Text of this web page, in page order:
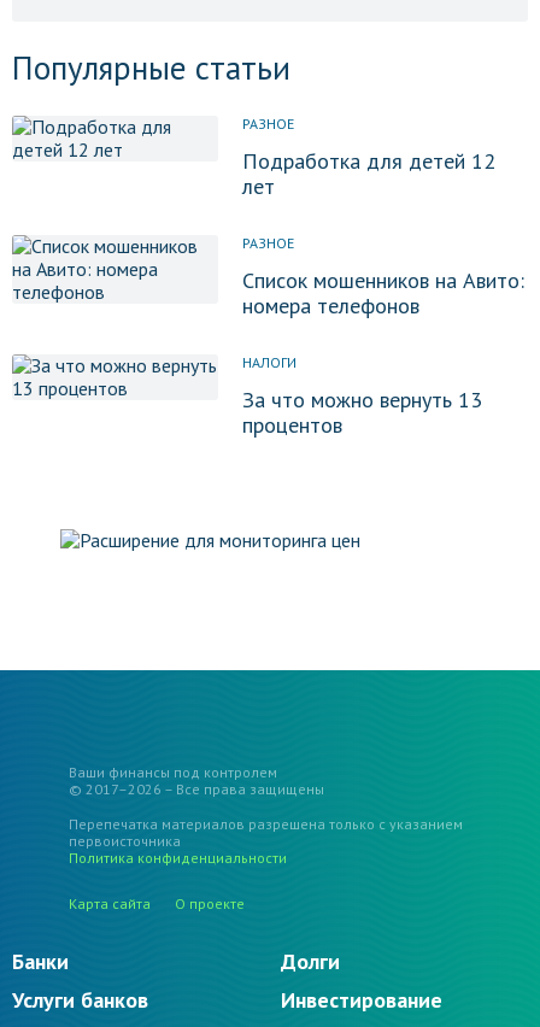
Популярные статьи
РАЗНОЕ
Подработка для детей 12
лет
РАЗНОЕ
Список мошенников на Авито:
номера телефонов
НАЛОГИ
За что можно вернуть 13
процентов
Ваши финансы под контролем
© 2017–2026 – Все права защищены
Перепечатка материалов разрешена только с указанием
первоисточника
Политика конфиденциальности
Карта сайта О проекте
Банки
Услуги банков
Долги
Инвестирование